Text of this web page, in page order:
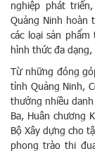
nghiệp phát
Quảng Ninh hoàn
các loại sản
hình thức đa
Từ những đóng
tỉnh Quảng Ninh,
thưởng nhiều
Ba, Huân chương
Bộ Xây dựng cho
phong trào thi